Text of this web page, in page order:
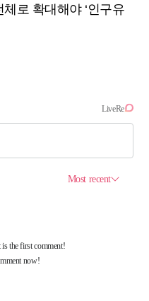
체로 확대해야 ‘인구유